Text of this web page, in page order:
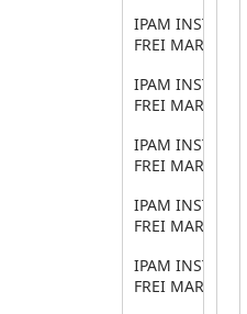
IPAM
FREI
IPAM
FREI
IPAM
FREI
IPAM
FREI
IPAM
FREI